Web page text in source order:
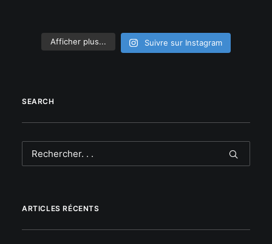
Afficher plus... Suivre sur Instagram
SEARCH
ARTICLES RÉCENTS